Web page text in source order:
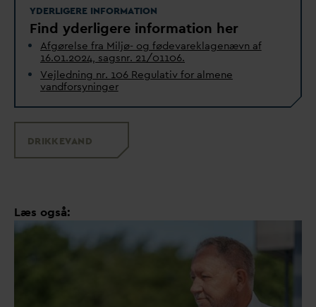
YDERLIGERE INFORMATION
Find yderligere information her
Afgørelse fra Miljø- og fødevareklagenævn af
16.01.2024, sagsnr. 21/01106.
Vejledning nr. 106 Regulativ for almene
vandforsyninger
DRIKKEVAND
Læs også: